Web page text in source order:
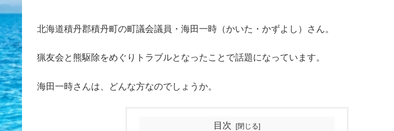
北海道積丹郡積丹町の町議会議員・海田一時（かいた・かずよし）さん。
猟友会と熊駆除をめぐりトラブルとなったことで話題になっています。
海田一時さんは、どんな方なのでしょうか。
目次